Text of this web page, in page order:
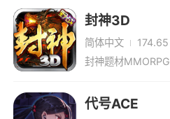
感。还等什么
2、游戏采用的经典
奇玩法的同时又加入了一
效，还有精致的画面与场
封神3D
简体中文
封神题材
代号ACE